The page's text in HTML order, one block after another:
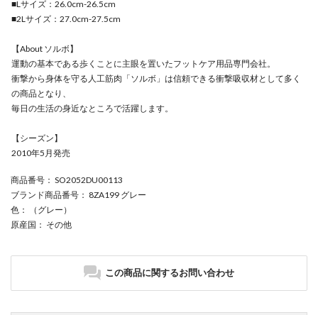
■Lサイズ：26.0cm-26.5cm
■2Lサイズ：27.0cm-27.5cm
【About ソルボ】
運動の基本である歩くことに主眼を置いたフットケア用品専門会社。
衝撃から身体を守る人工筋肉「ソルボ」は信頼できる衝撃吸収材として多く
の商品となり、
毎日の生活の身近なところで活躍します。
【シーズン】
2010年5月発売
商品番号 ： SO2052DU00113
ブランド商品番号 ： 8ZA199 グレー
色 ： （グレー）
原産国 ： その他
この商品に関するお問い合わせ